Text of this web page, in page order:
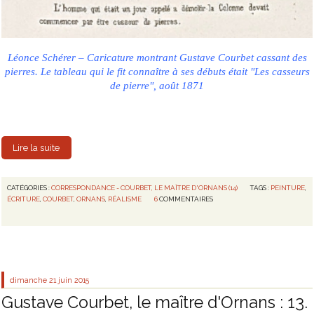
Léonce Schérer – Caricature montrant Gustave Courbet cassant des
pierres. Le tableau qui le fit connaître à ses débuts était "Les casseurs
de pierre", août 1871
Lire la suite
CATÉGORIES :CORRESPONDANCE - COURBET, LE MAÎTRE D'ORNANS (14) TAGS : PEINTURE,
ÉCRITURE,COURBET,ORNANS, RÉALISME 6 COMMENTAIRES
dimanche 21 juin 2015
Gustave Courbet, le maître d'Ornans : 13.